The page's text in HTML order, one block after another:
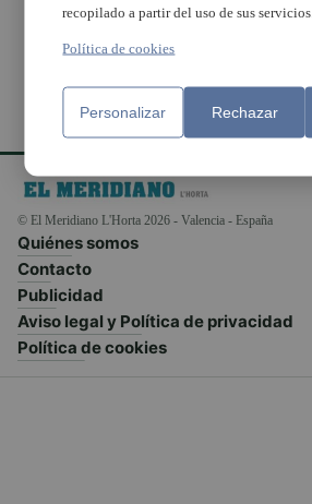
© El Meridiano L'Horta 2026 - Valencia - España
Quiénes somos
Contacto
Publicidad
Aviso legal y Política de privacidad
Política de cookies
recopilado a partir del uso de sus servicios.
Política de cookies
Personalizar Rechazar